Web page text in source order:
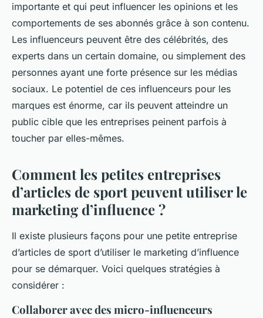
importante et qui peut influencer les opinions et les
comportements de ses abonnés grâce à son contenu.
Les influenceurs peuvent être des célébrités, des
experts dans un certain domaine, ou simplement des
personnes ayant une forte présence sur les médias
sociaux. Le potentiel de ces influenceurs pour les
marques est énorme, car ils peuvent atteindre un
public cible que les entreprises peinent parfois à
toucher par elles-mêmes.
Comment les petites entreprises
d’articles de sport peuvent utiliser le
marketing d’influence ?
Il existe plusieurs façons pour une petite entreprise
d’articles de sport d’utiliser le marketing d’influence
pour se démarquer. Voici quelques stratégies à
considérer :
Collaborer avec des micro-influenceurs